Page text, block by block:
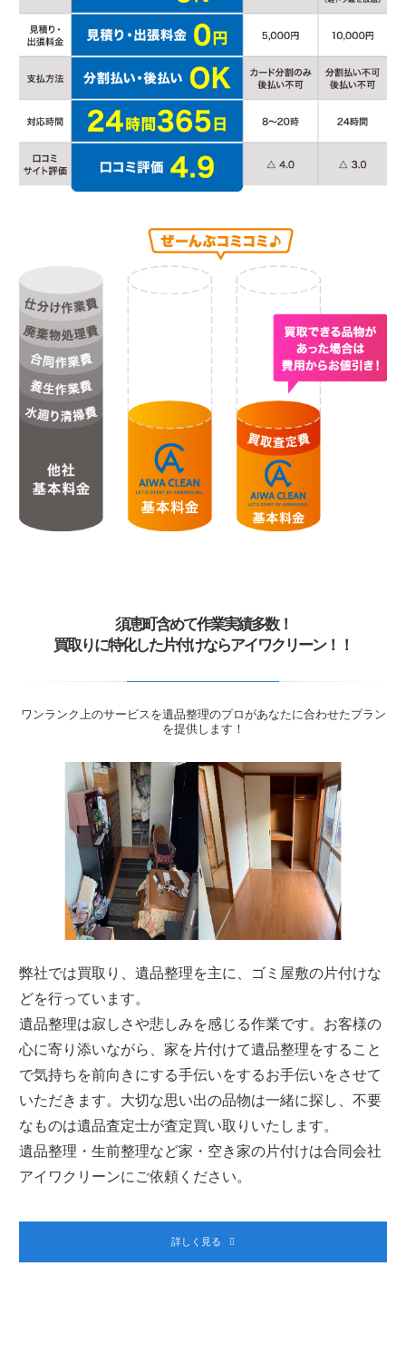
須恵町含めて作業実績多数！
買取りに特化した片付けならアイワクリーン！！
ワンランク上のサービスを遺品整理のプロがあなたに合わせたプラン
を提供します！
弊社では買取り、遺品整理を主に、ゴミ屋敷の片付けな
どを行っています。
遺品整理は寂しさや悲しみを感じる作業です。お客様の
心に寄り添いながら、家を片付けて遺品整理をすること
で気持ちを前向きにする手伝いをするお手伝いをさせて
いただきます。大切な思い出の品物は一緒に探し、不要
なものは遺品査定士が査定買い取りいたします。
遺品整理・生前整理など家・空き家の片付けは合同会社
アイワクリーンにご依頼ください。
詳しく見る